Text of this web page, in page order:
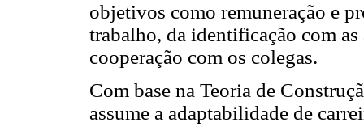
objetivos como remuneração e
trabalho, da identificação com as
cooperação com os colegas.
Com base na Teoria de
assume a adaptabilidade de